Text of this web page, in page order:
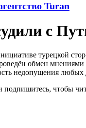
Turan
c
турецкой
обмен мнениями
недопущения любых
подпишитесь, чтобы